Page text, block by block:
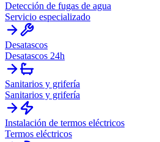
Detección de fugas de agua
Servicio especializado
Desatascos
Desatascos 24h
Sanitarios y grifería
Sanitarios y grifería
Instalación de termos eléctricos
Termos eléctricos